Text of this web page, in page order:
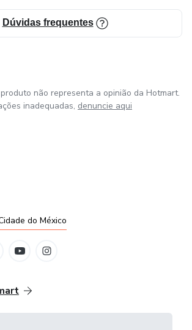
Dúvidas frequentes
não representa a opinião da Hotmart.
inadequadas, denuncie aqui
do México